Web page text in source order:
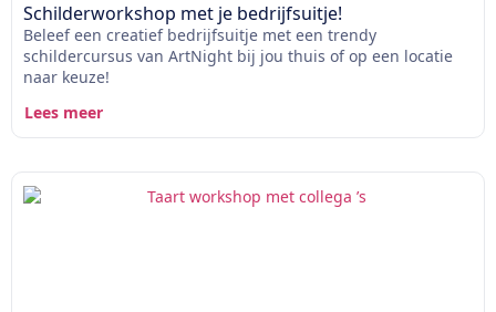
Schilderworkshop met je bedrijfsuitje!
Beleef een creatief bedrijfsuitje met een trendy
schildercursus van ArtNight bij jou thuis of op een locatie
naar keuze!
Lees meer